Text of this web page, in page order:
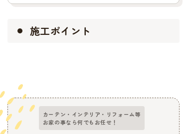
施工ポイント
カーテン・インテリア・リフォーム等
お家の事なら何でもお任せ！